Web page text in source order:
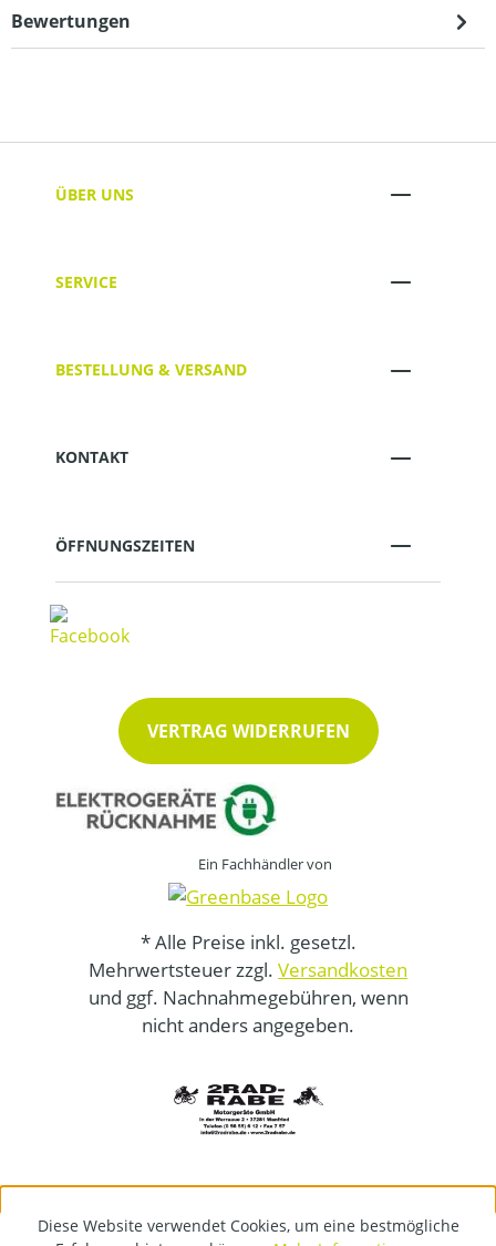
Bewertungen
ÜBER UNS
SERVICE
BESTELLUNG & VERSAND
KONTAKT
ÖFFNUNGSZEITEN
VERTRAG WIDERRUFEN
Ein Fachhändler von
* Alle Preise inkl. gesetzl.
Mehrwertsteuer zzgl. Versandkosten
und ggf. Nachnahmegebühren, wenn
nicht anders angegeben.
Diese Website verwendet Cookies, um eine bestmögliche